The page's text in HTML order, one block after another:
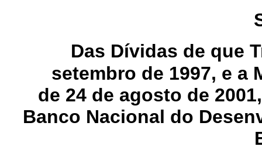
Das Dívidas de que
setembro de 1997, e a
de 24 de agosto de
Banco Nacional do